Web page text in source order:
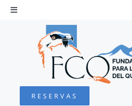
Saltar
Toggle
Navigation
QUEBRANTAHUESOS
FUNDACIÓN
RESERVAS